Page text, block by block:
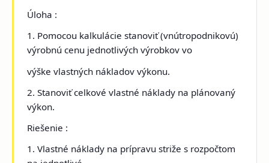
Úloha :
1. Pomocou kalkulácie stanoviť (vnútropodnikovú)
výrobnú cenu jednotlivých výrobkov vo
výške vlastných nákladov výkonu.
2. Stanoviť celkové vlastné náklady na plánovaný
výkon.
Riešenie :
1. Vlastné náklady na prípravu striže s rozpočtom